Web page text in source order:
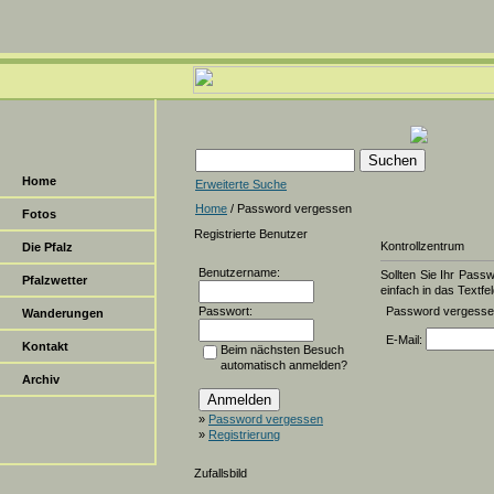
Home
Fotos
Die Pfalz
Pfalzwetter
Wanderungen
Kontakt
Archiv
Erweiterte Suche
Home / Password vergessen
Registrierte Benutzer
Benutzername:
Passwort:
Beim nächsten Besuch
automatisch anmelden?
» Password vergessen
» Registrierung
Zufallsbild
Kontrollzentrum
Sollten Sie Ihr
einfach in das
Password
E-Mail: